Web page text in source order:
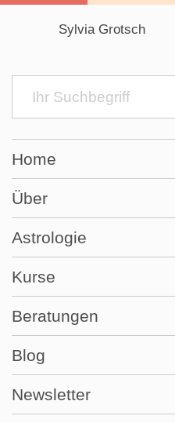
Sylvia Grotsch
Navigation
überspringen
Home
Über
Astrologie
Kurse
Beratungen
Blog
Newsletter